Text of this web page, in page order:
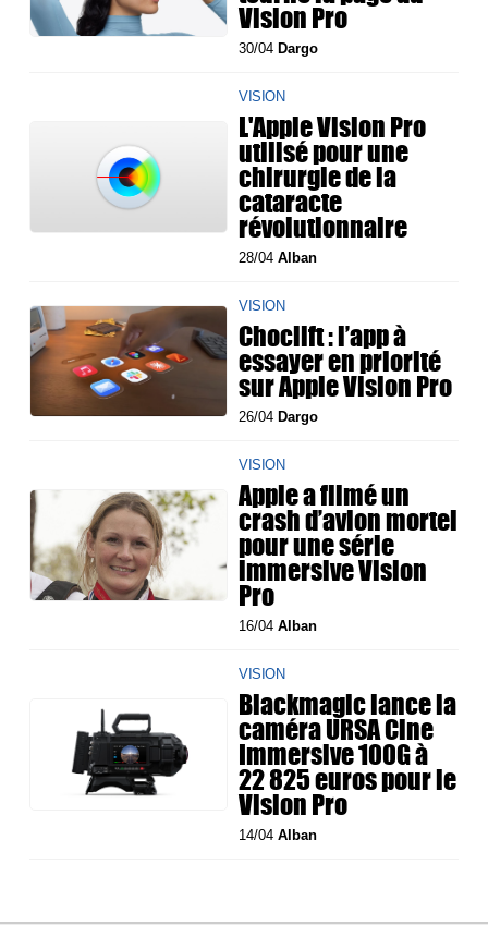
Vision Pro
30/04 Dargo
VISION
L'Apple Vision Pro
utilisé pour une
chirurgie de la
cataracte
révolutionnaire
28/04Alban
VISION
Choclift : l’app à
essayer en priorité
sur Apple Vision Pro
26/04 Dargo
VISION
Apple a filmé un
crash d’avion mortel
pour une série
immersive Vision
Pro
16/04Alban
VISION
Blackmagic lance la
caméra URSA Cine
Immersive 100G à
22 825 euros pour le
Vision Pro
14/04Alban